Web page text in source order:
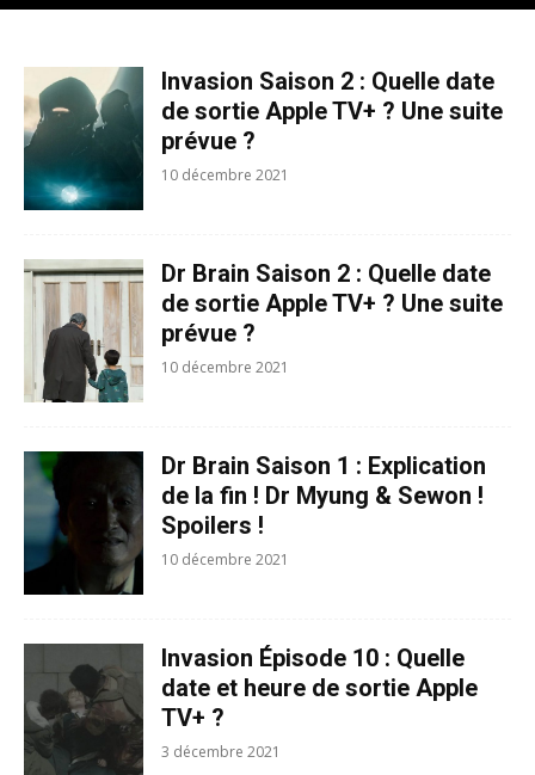
Invasion Saison 2 : Quelle date
de sortie Apple TV+ ? Une suite
prévue ?
10 décembre 2021
Dr Brain Saison 2 : Quelle date
de sortie Apple TV+ ? Une suite
prévue ?
10 décembre 2021
Dr Brain Saison 1 : Explication
de la fin ! Dr Myung & Sewon !
Spoilers !
10 décembre 2021
Invasion Épisode 10 : Quelle
date et heure de sortie Apple
TV+ ?
3 décembre 2021